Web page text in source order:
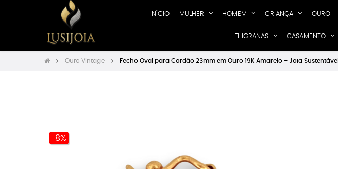
INÍCIO MULHER HOMEM CRIANÇA OURO
FILIGRANAS CASAMENTO
Ouro Vintage Fecho Oval para Cordão 23mm em Ouro 19K Amarelo – Joia Sustentável
-8%